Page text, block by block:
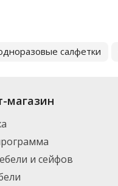
салфетки
магазин
и сейфов